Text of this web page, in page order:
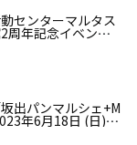
センターマルタス
周年記念イベント
ーバランドマル
21日 (火・祝)に開
出パンマルシェ+M
年6月18日 (日)に